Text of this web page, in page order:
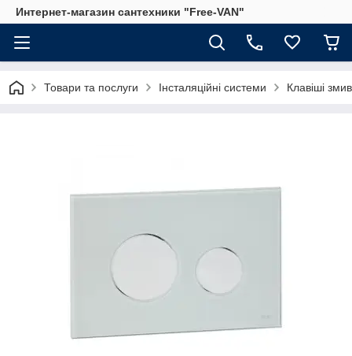
Интернет-магазин сантехники "Free-VAN"
Товари та послуги Інсталяційні системи Клавіші